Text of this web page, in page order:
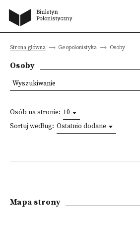
Strona główna Geopolonistyka Osoby
Osoby
Osób na stronie: 10
Sortuj według: Ostatnio dodane
Wyszukiwanie
Mapa strony